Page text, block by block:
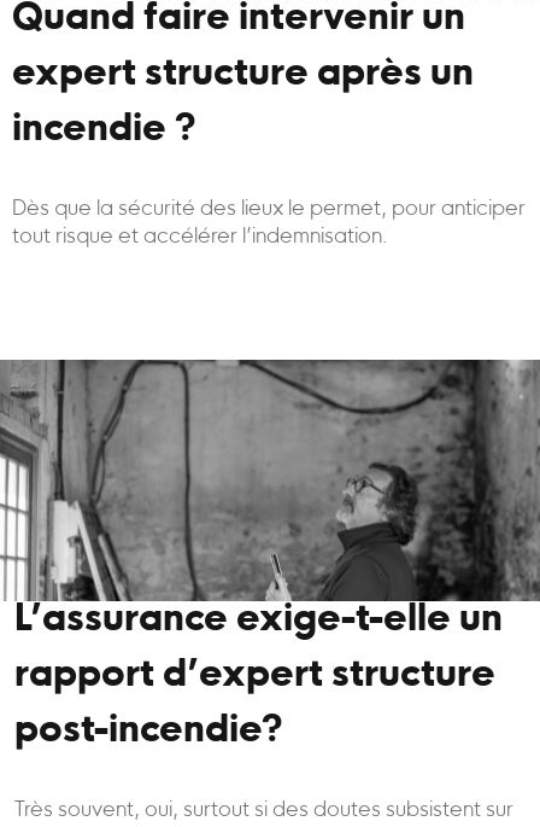
Quand faire intervenir un
expert structure après un
incendie ?
Dès que la sécurité des lieux le permet, pour anticiper
tout risque et accélérer l’indemnisation.
L’assurance exige-t-elle un
rapport d’expert structure
post-incendie?
Très souvent, oui, surtout si des doutes subsistent sur